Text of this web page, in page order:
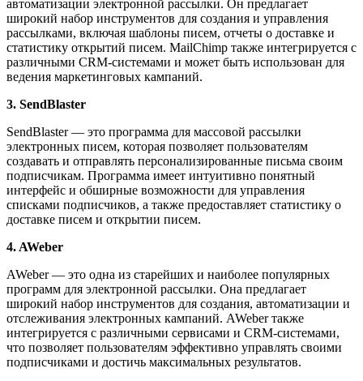
автоматизации электронной рассылки. Он предлагает
широкий набор инструментов для создания и управления
рассылками, включая шаблоны писем, отчеты о доставке и
статистику открытий писем. MailChimp также интегрируется с
различными CRM-системами и может быть использован для
ведения маркетинговых кампаний.
3. SendBlaster
SendBlaster — это программа для массовой рассылки
электронных писем, которая позволяет пользователям
создавать и отправлять персонализированные письма своим
подписчикам. Программа имеет интуитивно понятный
интерфейс и обширные возможности для управления
списками подписчиков, а также предоставляет статистику о
доставке писем и открытии писем.
4. AWeber
AWeber — это одна из старейших и наиболее популярных
программ для электронной рассылки. Она предлагает
широкий набор инструментов для создания, автоматизации и
отслеживания электронных кампаний. AWeber также
интегрируется с различными сервисами и CRM-системами,
что позволяет пользователям эффективно управлять своими
подписчиками и достичь максимальных результатов.